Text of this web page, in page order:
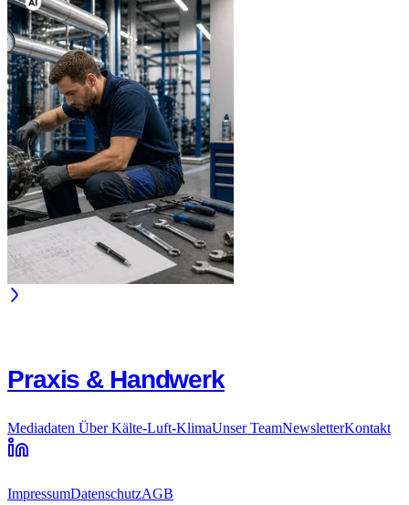
Praxis & Handwerk
Mediadaten Über Kälte-Luft-KlimaUnser TeamNewsletterKontakt
ImpressumDatenschutzAGB